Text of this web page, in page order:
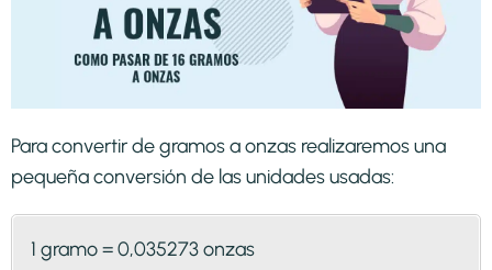
Para convertir de gramos a onzas realizaremos una
pequeña conversión de las unidades usadas:
1 gramo = 0,035273 onzas